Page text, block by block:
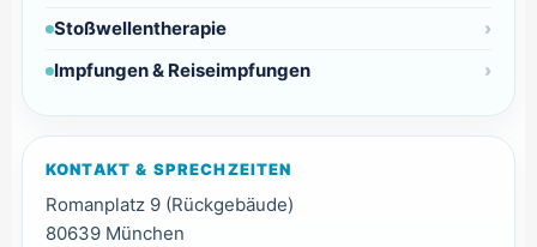
Stoßwellentherapie
Impfungen & Reiseimpfungen
KONTAKT & SPRECHZEITEN
Romanplatz 9 (Rückgebäude)
80639 München